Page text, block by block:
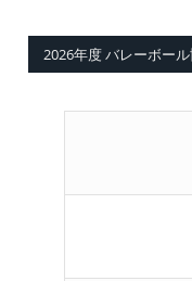
2026年度 バレーボー